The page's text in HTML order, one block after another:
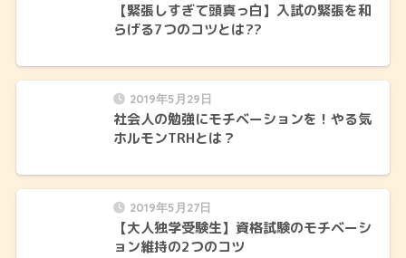
【緊張しすぎて頭真っ白】入試の緊張を和
らげる7つのコツとは??
2019年5月29日
社会人の勉強にモチベーションを！やる気
ホルモンTRHとは？
2019年5月27日
【大人独学受験生】資格試験のモチベーシ
ョン維持の2つのコツ